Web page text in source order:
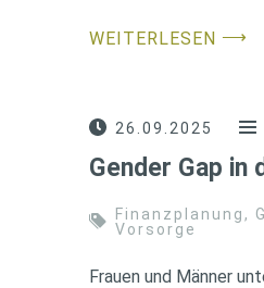
WEITERLESEN ⟶
26.09.2025
Gender Gap in
Finanzplanung ,
Vorsorge
Frauen und Männer